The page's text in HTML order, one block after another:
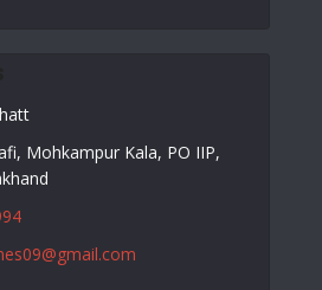
Mohkampur Kala, PO IIP,